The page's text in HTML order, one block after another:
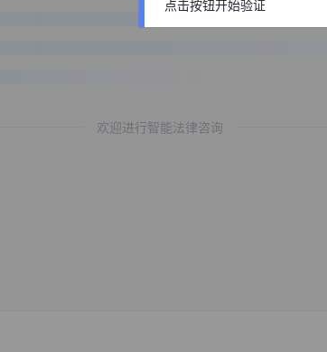
欢迎进行智能法律咨询
点击按钮开始验证